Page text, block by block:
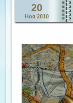
20
Ноя 2010